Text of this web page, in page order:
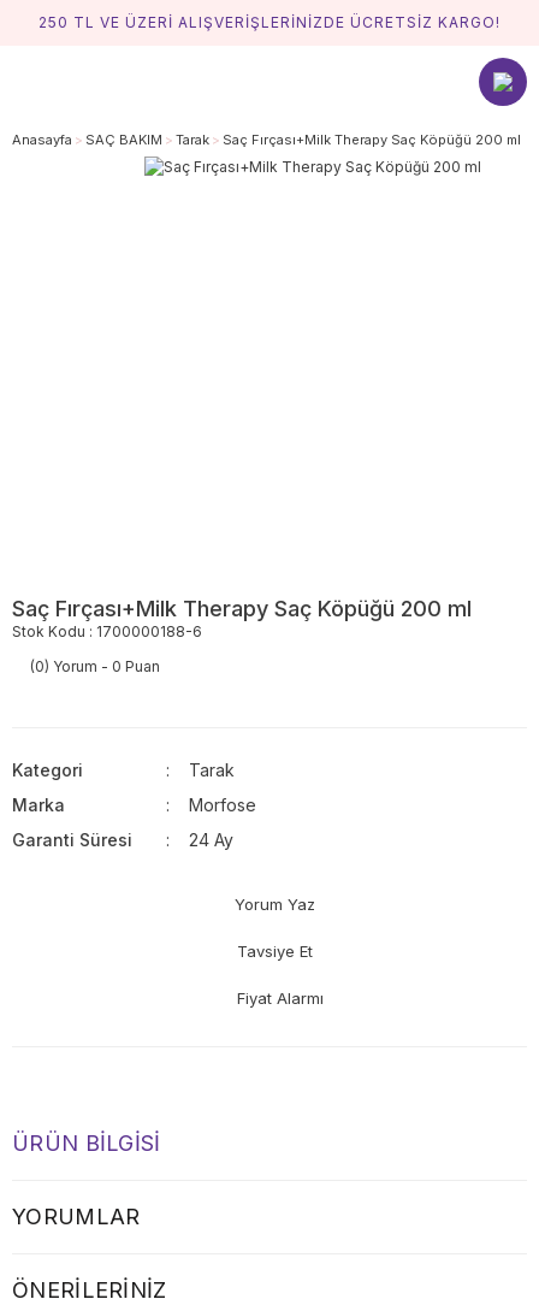
250 TL VE ÜZERİ ALIŞVERİŞLERİNİZDE ÜCRETSİZ KARGO!
Anasayfa SAÇ BAKIM Tarak Saç Fırçası+Milk Therapy Saç Köpüğü 200 ml
Saç Fırçası+Milk Therapy Saç Köpüğü 200 ml
Stok Kodu : 1700000188-6
(0) Yorum - 0 Puan
Kategori
Tarak
Marka
Morfose
Garanti Süresi
24 Ay
Yorum Yaz
Tavsiye Et
Fiyat Alarmı
ÜRÜN BILGISI
YORUMLAR
ÖNERILERINIZ